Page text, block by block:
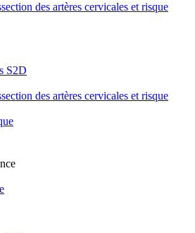
des artères cervicales et risque
S2D
des artères cervicales et risque